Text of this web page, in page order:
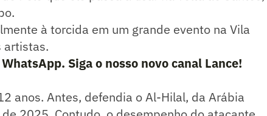
à torcida em um grande evento na Vila
artistas.
Siga o nosso novo canal Lance!
anos. Antes, defendia o Al-Hilal, da Arábia